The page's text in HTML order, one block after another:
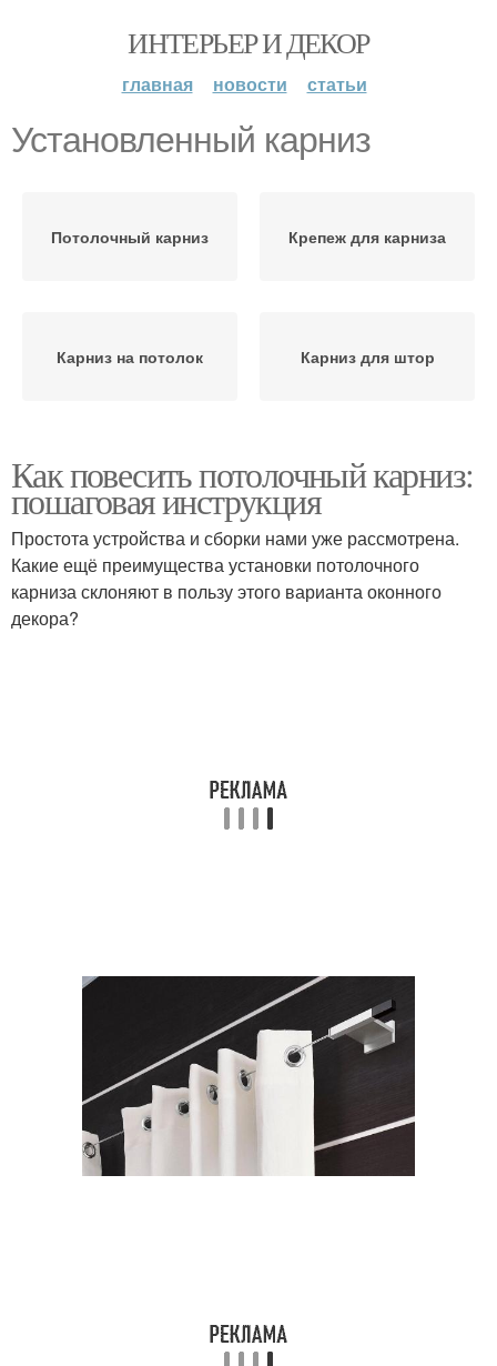
ИНТЕРЬЕР И ДЕКОР
главная новости статьи
Установленный карниз
Потолочный карниз Крепеж для карниза
Карниз на потолок Карниз для штор
Как повесить потолочный карниз:
пошаговая инструкция
Простота устройства и сборки нами уже рассмотрена.
Какие ещё преимущества установки потолочного
карниза склоняют в пользу этого варианта оконного
декора?